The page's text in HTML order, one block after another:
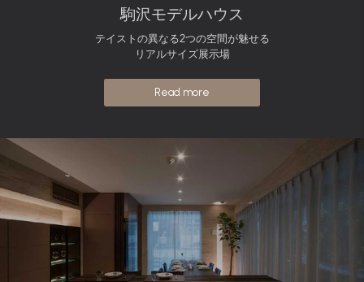
駒沢モデルハウス
テイストの異なる2つの空間が魅せる
リアルサイズ展示場
Read more